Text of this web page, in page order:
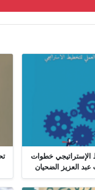
الإستراتيجي خطوات